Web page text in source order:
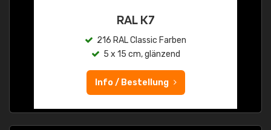
RAL K7
216 RAL Classic Farben
5 x 15 cm, glänzend
Info / Bestellung